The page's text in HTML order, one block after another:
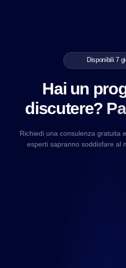
Disponibili 7
Hai un
discutere?
Richiedi una consulenza gratuita
esperti sapranno soddisfare al